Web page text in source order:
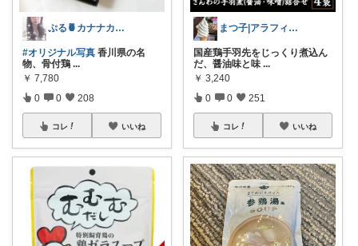
ぷる🍍カナナカ🧜‍♀️ お礼❥プロフ
#オリジナル写真 香川県の名
物、骨付鶏 ...
￥ 7,780
0 0 208
コレ いいね
まつ子|アラフィフ主婦のときめくモノ
国産鶏手羽先をじっくり煮込ん
だ、醤油味と味 ...
￥ 3,240
0 0 251
コレ いいね